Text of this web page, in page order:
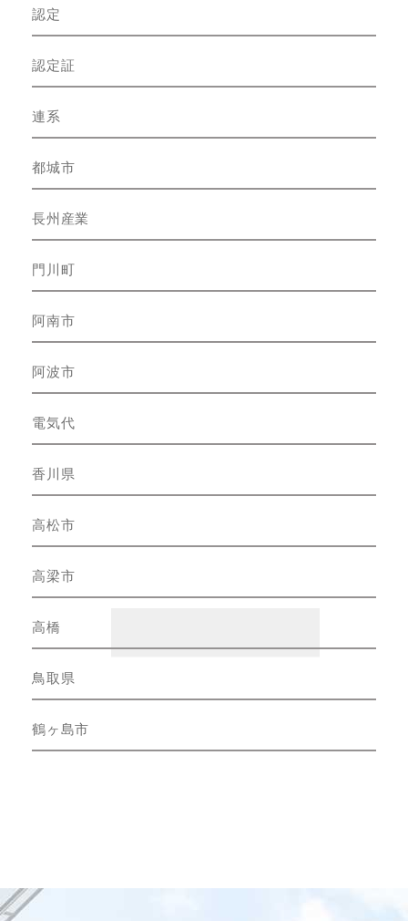
認定
認定証
連系
都城市
長州産業
門川町
阿南市
阿波市
電気代
香川県
高松市
高梁市
高橋
鳥取県
鶴ヶ島市